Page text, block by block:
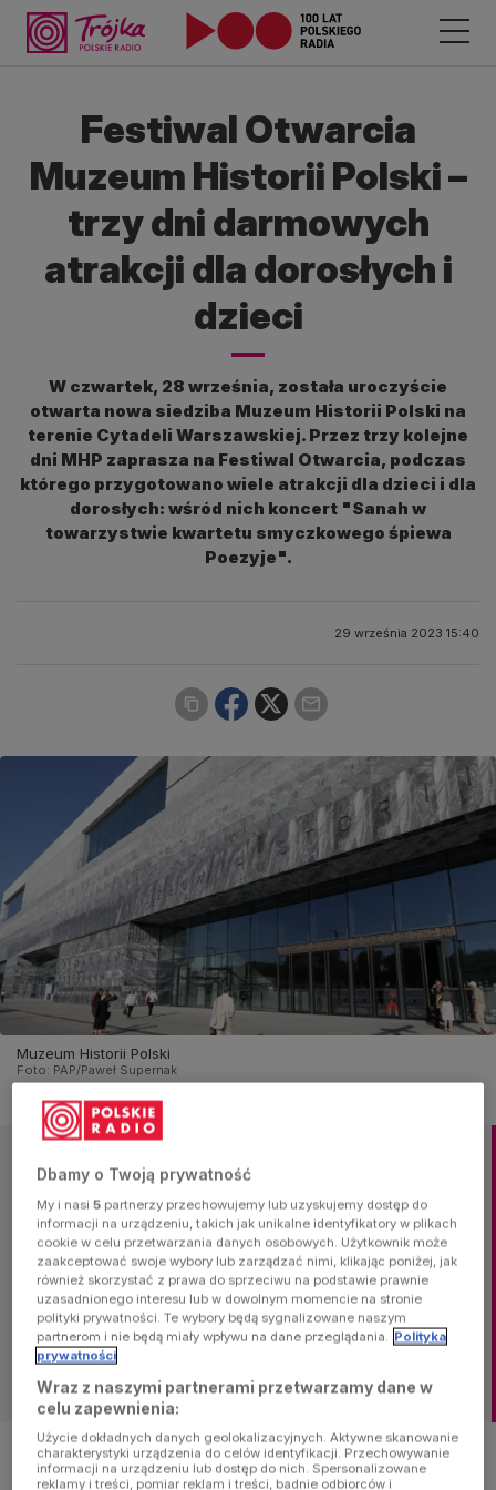
Festiwal Otwarcia
Muzeum Historii Polski –
trzy dni darmowych
atrakcji dla dorosłych i
dzieci
W czwartek, 28 września, została uroczyście
otwarta nowa siedziba Muzeum Historii Polski na
terenie Cytadeli Warszawskiej. Przez trzy kolejne
dni MHP zaprasza na Festiwal Otwarcia, podczas
którego przygotowano wiele atrakcji dla dzieci i dla
dorosłych: wśród nich koncert "Sanah w
towarzystwie kwartetu smyczkowego śpiewa
Poezyje".
29 września 2023 15:40
Muzeum Historii Polski
Foto: PAP/Paweł Supernak
Nowa siedziba Muzeum Historii Polski ma blisko 45 tys. m2
na sześciu poziomach: dwóch pod- i czterech
naziemnych.
Obecnie prezentowana jest wystawa "Wielkie i małe
historie. Tworzenie kolekcji Muzeum Historii Polski"
obejmująca ponad 500 eksponatów z najważniejszych
momentów historii Polski.
Od 4 października do 10 listopada bilet do Muzeum Historii
Polski będzie kosztował tylko 1 zł.
państwowe wstęp wolny.
Muzeum Historii Polski to nie tylko wystawy
Dbamy o Twoją prywatność
My i nasi5 partnerzy przechowujemy lub uzyskujemy dostęp do
informacji na urządzeniu, takich jak unikalne identyfikatory w plikach
cookie w celu przetwarzania danych osobowych. Użytkownik może
zaakceptować swoje wybory lub zarządzać nimi, klikając poniżej, jak
również skorzystać z prawa do sprzeciwu na podstawie prawnie
uzasadnionego interesu lub w dowolnym momencie na stronie
polityki prywatności. Te wybory będą sygnalizowane naszym
partnerom i nie będą miały wpływu na dane przeglądania. Polityka
prywatności
Wraz z naszymi partnerami przetwarzamy dane w
celu zapewnienia:
Użycie dokładnych danych geolokalizacyjnych. Aktywne skanowanie
charakterystyki urządzenia do celów identyfikacji. Przechowywanie
informacji na urządzeniu lub dostęp do nich. Spersonalizowane
reklamy i treści, pomiar reklam i treści, badnie odbiorców i